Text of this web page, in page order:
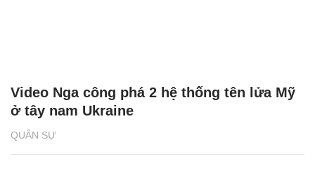
QUÂN SỰ
Video Nga công phá 2 hệ thống tên lửa Mỹ
ở tây nam Ukraine